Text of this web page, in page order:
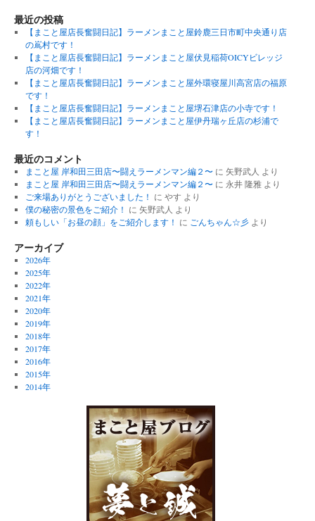
最近の投稿
【まこと屋店長奮闘日記】ラーメンまこと屋鈴鹿三日市町中央通り店
の嶌村です！
【まこと屋店長奮闘日記】ラーメンまこと屋伏見稲荷OICYビレッジ
店の河畑です！
【まこと屋店長奮闘日記】ラーメンまこと屋外環寝屋川高宮店の福原
です！
【まこと屋店長奮闘日記】ラーメンまこと屋堺石津店の小寺です！
【まこと屋店長奮闘日記】ラーメンまこと屋伊丹瑞ヶ丘店の杉浦で
す！
最近のコメント
まこと屋 岸和田三田店〜闘えラーメンマン編２〜に 矢野武人 より
まこと屋 岸和田三田店〜闘えラーメンマン編２〜に 永井 隆雅より
ご来場ありがとうございました！ に やす より
僕の秘密の景色をご紹介！ に 矢野武人 より
頼もしい「お昼の顔」をご紹介します！ に ごんちゃん☆彡より
アーカイブ
2026年
2025年
2022年
2021年
2020年
2019年
2018年
2017年
2016年
2015年
2014年